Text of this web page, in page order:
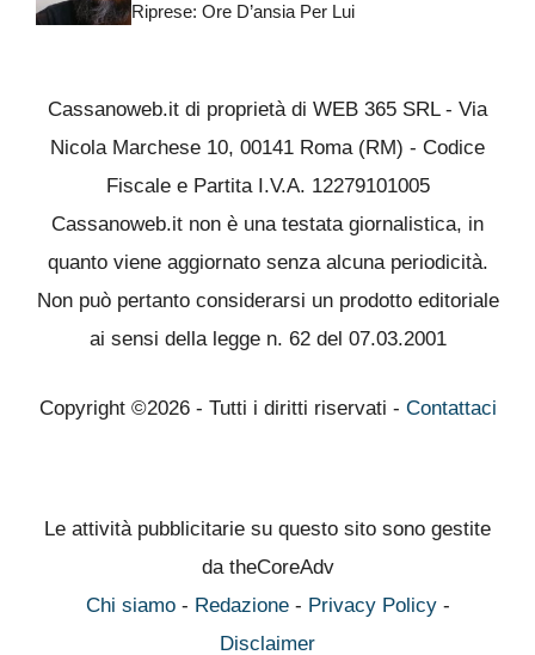
Riprese: Ore D’ansia Per Lui
Cassanoweb.it di proprietà di WEB 365 SRL - Via
Nicola Marchese 10, 00141 Roma (RM) - Codice
Fiscale e Partita I.V.A. 12279101005
Cassanoweb.it non è una testata giornalistica, in
quanto viene aggiornato senza alcuna periodicità.
Non può pertanto considerarsi un prodotto editoriale
ai sensi della legge n. 62 del 07.03.2001
Copyright ©2026 - Tutti i diritti riservati - Contattaci
Le attività pubblicitarie su questo sito sono gestite
da theCoreAdv
Chi siamo- Redazione- Privacy Policy-
Disclaimer